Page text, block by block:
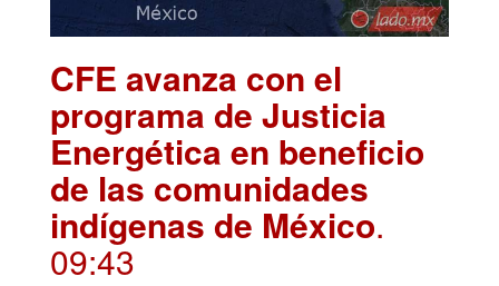
CFE avanza con el
programa de Justicia
Energética en beneficio
de las comunidades
indígenas de México.
09:43